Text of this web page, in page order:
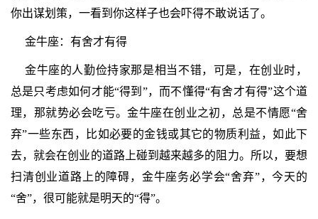
你出谋划策，一看到你这样子也会吓得不敢说话了。
金牛座：有舍才有得
金牛座的人勤俭持家那是相当不错，可是，在创业时，
总是只考虑如何才能“得到”，而不懂得“有舍才有得”这个道
理，那就势必会吃亏。金牛座在创业之初，总是不情愿“舍
弃”一些东西，比如必要的金钱或其它的物质利益，如此下
去，就会在创业的道路上碰到越来越多的阻力。所以，要想
扫清创业道路上的障碍，金牛座务必学会“舍弃”，今天的
“舍”，很可能就是明天的“得”。